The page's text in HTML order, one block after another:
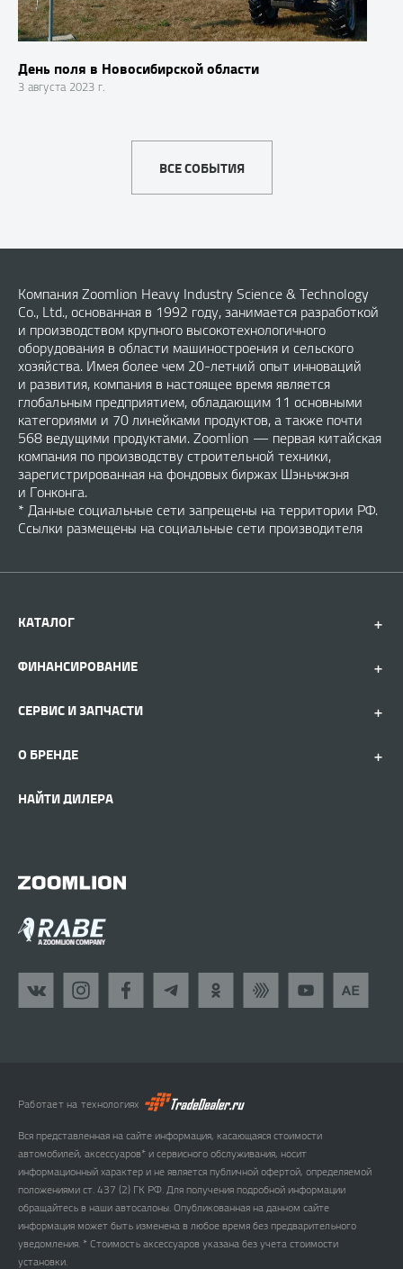
День поля в Новосибирской области
3 августа 2023 г.
ВСЕ СОБЫТИЯ
Компания Zoomlion Heavy Industry Science & Technology
Co., Ltd., основанная в 1992 году, занимается разработкой
и производством крупного высокотехнологичного
оборудования в области машиностроения и сельского
хозяйства. Имея более чем 20-летний опыт инноваций
и развития, компания в настоящее время является
глобальным предприятием, обладающим 11 основными
категориями и 70 линейками продуктов, а также почти
568 ведущими продуктами. Zoomlion — первая китайская
компания по производству строительной техники,
зарегистрированная на фондовых биржах Шэньчжэня
и Гонконга.
* Данные социальные сети запрещены на территории РФ.
Ссылки размещены на социальные сети производителя
КАТАЛОГ
ФИНАНСИРОВАНИЕ
СЕРВИС И ЗАПЧАСТИ
О БРЕНДЕ
НАЙТИ ДИЛЕРА
Работает на технологиях
Вся представленная на сайте информация, касающаяся стоимости
автомобилей, аксессуаров* и сервисного обслуживания, носит
информационный характер и не является публичной офертой, определяемой
положениями ст. 437 (2) ГК РФ. Для получения подробной информации
обращайтесь в наши автосалоны. Опубликованная на данном сайте
информация может быть изменена в любое время без предварительного
уведомления. * Стоимость аксессуаров указана без учета стоимости
установки.